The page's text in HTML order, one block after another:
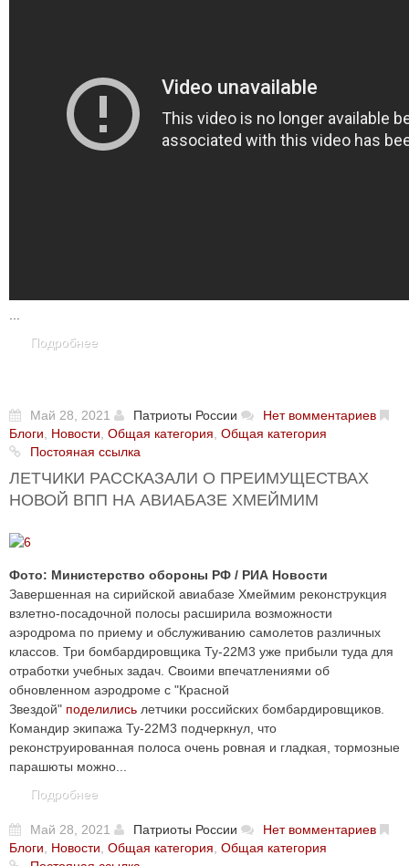
Подробнее
Май 28, 2021 Патриоты России
Нет вомментариев
Блоги
Новости Общая категория Общая категория
Постояная ссылка
ЛЕТЧИКИ РАССКАЗАЛИ О ПРЕИМУЩЕСТВАХ
НОВОЙ ВПП НА АВИАБАЗЕ ХМЕЙМИМ
Фото: Министерство обороны РФ / РИА Новости
Завершенная на сирийской авиабазе Хмеймим реконструкция
взлетно-посадочной полосы расширила возможности
аэродрома по приему и обслуживанию самолетов различных
классов. Три бомбардировщика Ту-22М3 уже прибыли туда для
отработки учебных задач. Своими впечатлениями об
обновленном аэродроме с "Красной
Звездой" поделились летчики российских бомбардировщиков.
Командир экипажа Ту-22М3 подчеркнул, что
реконструированная полоса очень ровная и гладкая, тормозные
парашюты можно...
Подробнее
Май 28, 2021 Патриоты России
Нет вомментариев
Блоги
Новости Общая категория Общая категория